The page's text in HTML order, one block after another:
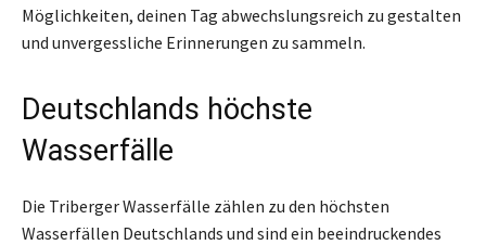
Möglichkeiten, deinen Tag abwechslungsreich zu gestalten
und unvergessliche Erinnerungen zu sammeln.
Deutschlands höchste
Wasserfälle
Die Triberger Wasserfälle zählen zu den höchsten
Wasserfällen Deutschlands und sind ein beeindruckendes